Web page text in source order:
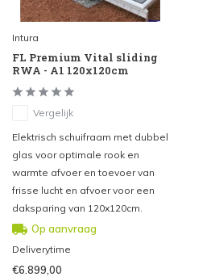
Intura
FL Premium Vital sliding
RWA - A1 120x120cm
Vergelijk
Elektrisch schuifraam met dubbel
glas voor optimale rook en
warmte afvoer en toevoer van
frisse lucht en afvoer voor een
daksparing van 120x120cm.
Op aanvraag
Deliverytime
€6.899,00